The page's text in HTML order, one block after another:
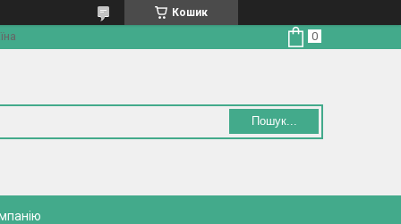
Кошик
Пошук...